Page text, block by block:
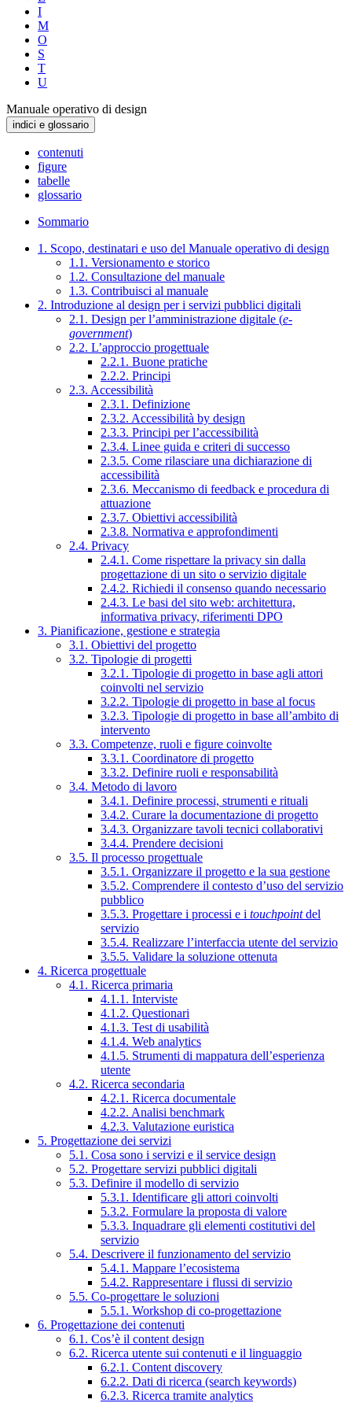
I
M
O
S
T
U
Manuale operativo di design
indici e glossario
contenuti
figure
tabelle
glossario
Sommario
1. Scopo, destinatari e uso del Manuale operativo di design
1.1. Versionamento e storico
1.2. Consultazione del manuale
1.3. Contribuisci al manuale
2. Introduzione al design per i servizi pubblici digitali
2.1. Design per l’amministrazione digitale (e-
government)
2.2. L’approccio progettuale
2.2.1. Buone pratiche
2.2.2. Principi
2.3. Accessibilità
2.3.1. Definizione
2.3.2. Accessibilità by design
2.3.3. Principi per l’accessibilità
2.3.4. Linee guida e criteri di successo
2.3.5. Come rilasciare una dichiarazione di
accessibilità
2.3.6. Meccanismo di feedback e procedura di
attuazione
2.3.7. Obiettivi accessibilità
2.3.8. Normativa e approfondimenti
2.4. Privacy
2.4.1. Come rispettare la privacy sin dalla
progettazione di un sito o servizio digitale
2.4.2. Richiedi il consenso quando necessario
2.4.3. Le basi del sito web: architettura,
informativa privacy, riferimenti DPO
3. Pianificazione, gestione e strategia
3.1. Obiettivi del progetto
3.2. Tipologie di progetti
3.2.1. Tipologie di progetto in base agli attori
coinvolti nel servizio
3.2.2. Tipologie di progetto in base al focus
3.2.3. Tipologie di progetto in base all’ambito di
intervento
3.3. Competenze, ruoli e figure coinvolte
3.3.1. Coordinatore di progetto
3.3.2. Definire ruoli e responsabilità
3.4. Metodo di lavoro
3.4.1. Definire processi, strumenti e rituali
3.4.2. Curare la documentazione di progetto
3.4.3. Organizzare tavoli tecnici collaborativi
3.4.4. Prendere decisioni
3.5. Il processo progettuale
3.5.1. Organizzare il progetto e la sua gestione
3.5.2. Comprendere il contesto d’uso del servizio
pubblico
3.5.3. Progettare i processi e i touchpointdel
servizio
3.5.4. Realizzare l’interfaccia utente del servizio
3.5.5. Validare la soluzione ottenuta
4. Ricerca progettuale
4.1. Ricerca primaria
4.1.1. Interviste
4.1.2. Questionari
4.1.3. Test di usabilità
4.1.4. Web analytics
4.1.5. Strumenti di mappatura dell’esperienza
utente
4.2. Ricerca secondaria
4.2.1. Ricerca documentale
4.2.2. Analisi benchmark
4.2.3. Valutazione euristica
5. Progettazione dei servizi
5.1. Cosa sono i servizi e il service design
5.2. Progettare servizi pubblici digitali
5.3. Definire il modello di servizio
5.3.1. Identificare gli attori coinvolti
5.3.2. Formulare la proposta di valore
5.3.3. Inquadrare gli elementi costitutivi del
servizio
5.4. Descrivere il funzionamento del servizio
5.4.1. Mappare l’ecosistema
5.4.2. Rappresentare i flussi di servizio
5.5. Co-progettare le soluzioni
5.5.1. Workshop di co-progettazione
6. Progettazione dei contenuti
6.1. Cos’è il content design
6.2. Ricerca utente sui contenuti e il linguaggio
6.2.1. Content discovery
6.2.2. Dati di ricerca (search keywords)
6.2.3. Ricerca tramite analytics